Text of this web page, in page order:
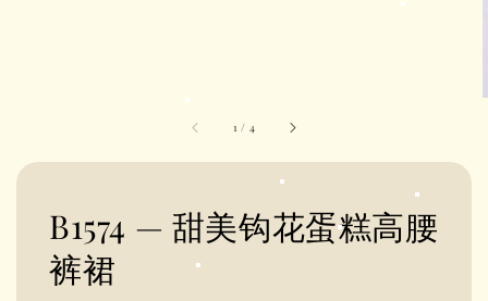
1 / 4
B1574 — 甜美钩花蛋糕高腰
裤裙